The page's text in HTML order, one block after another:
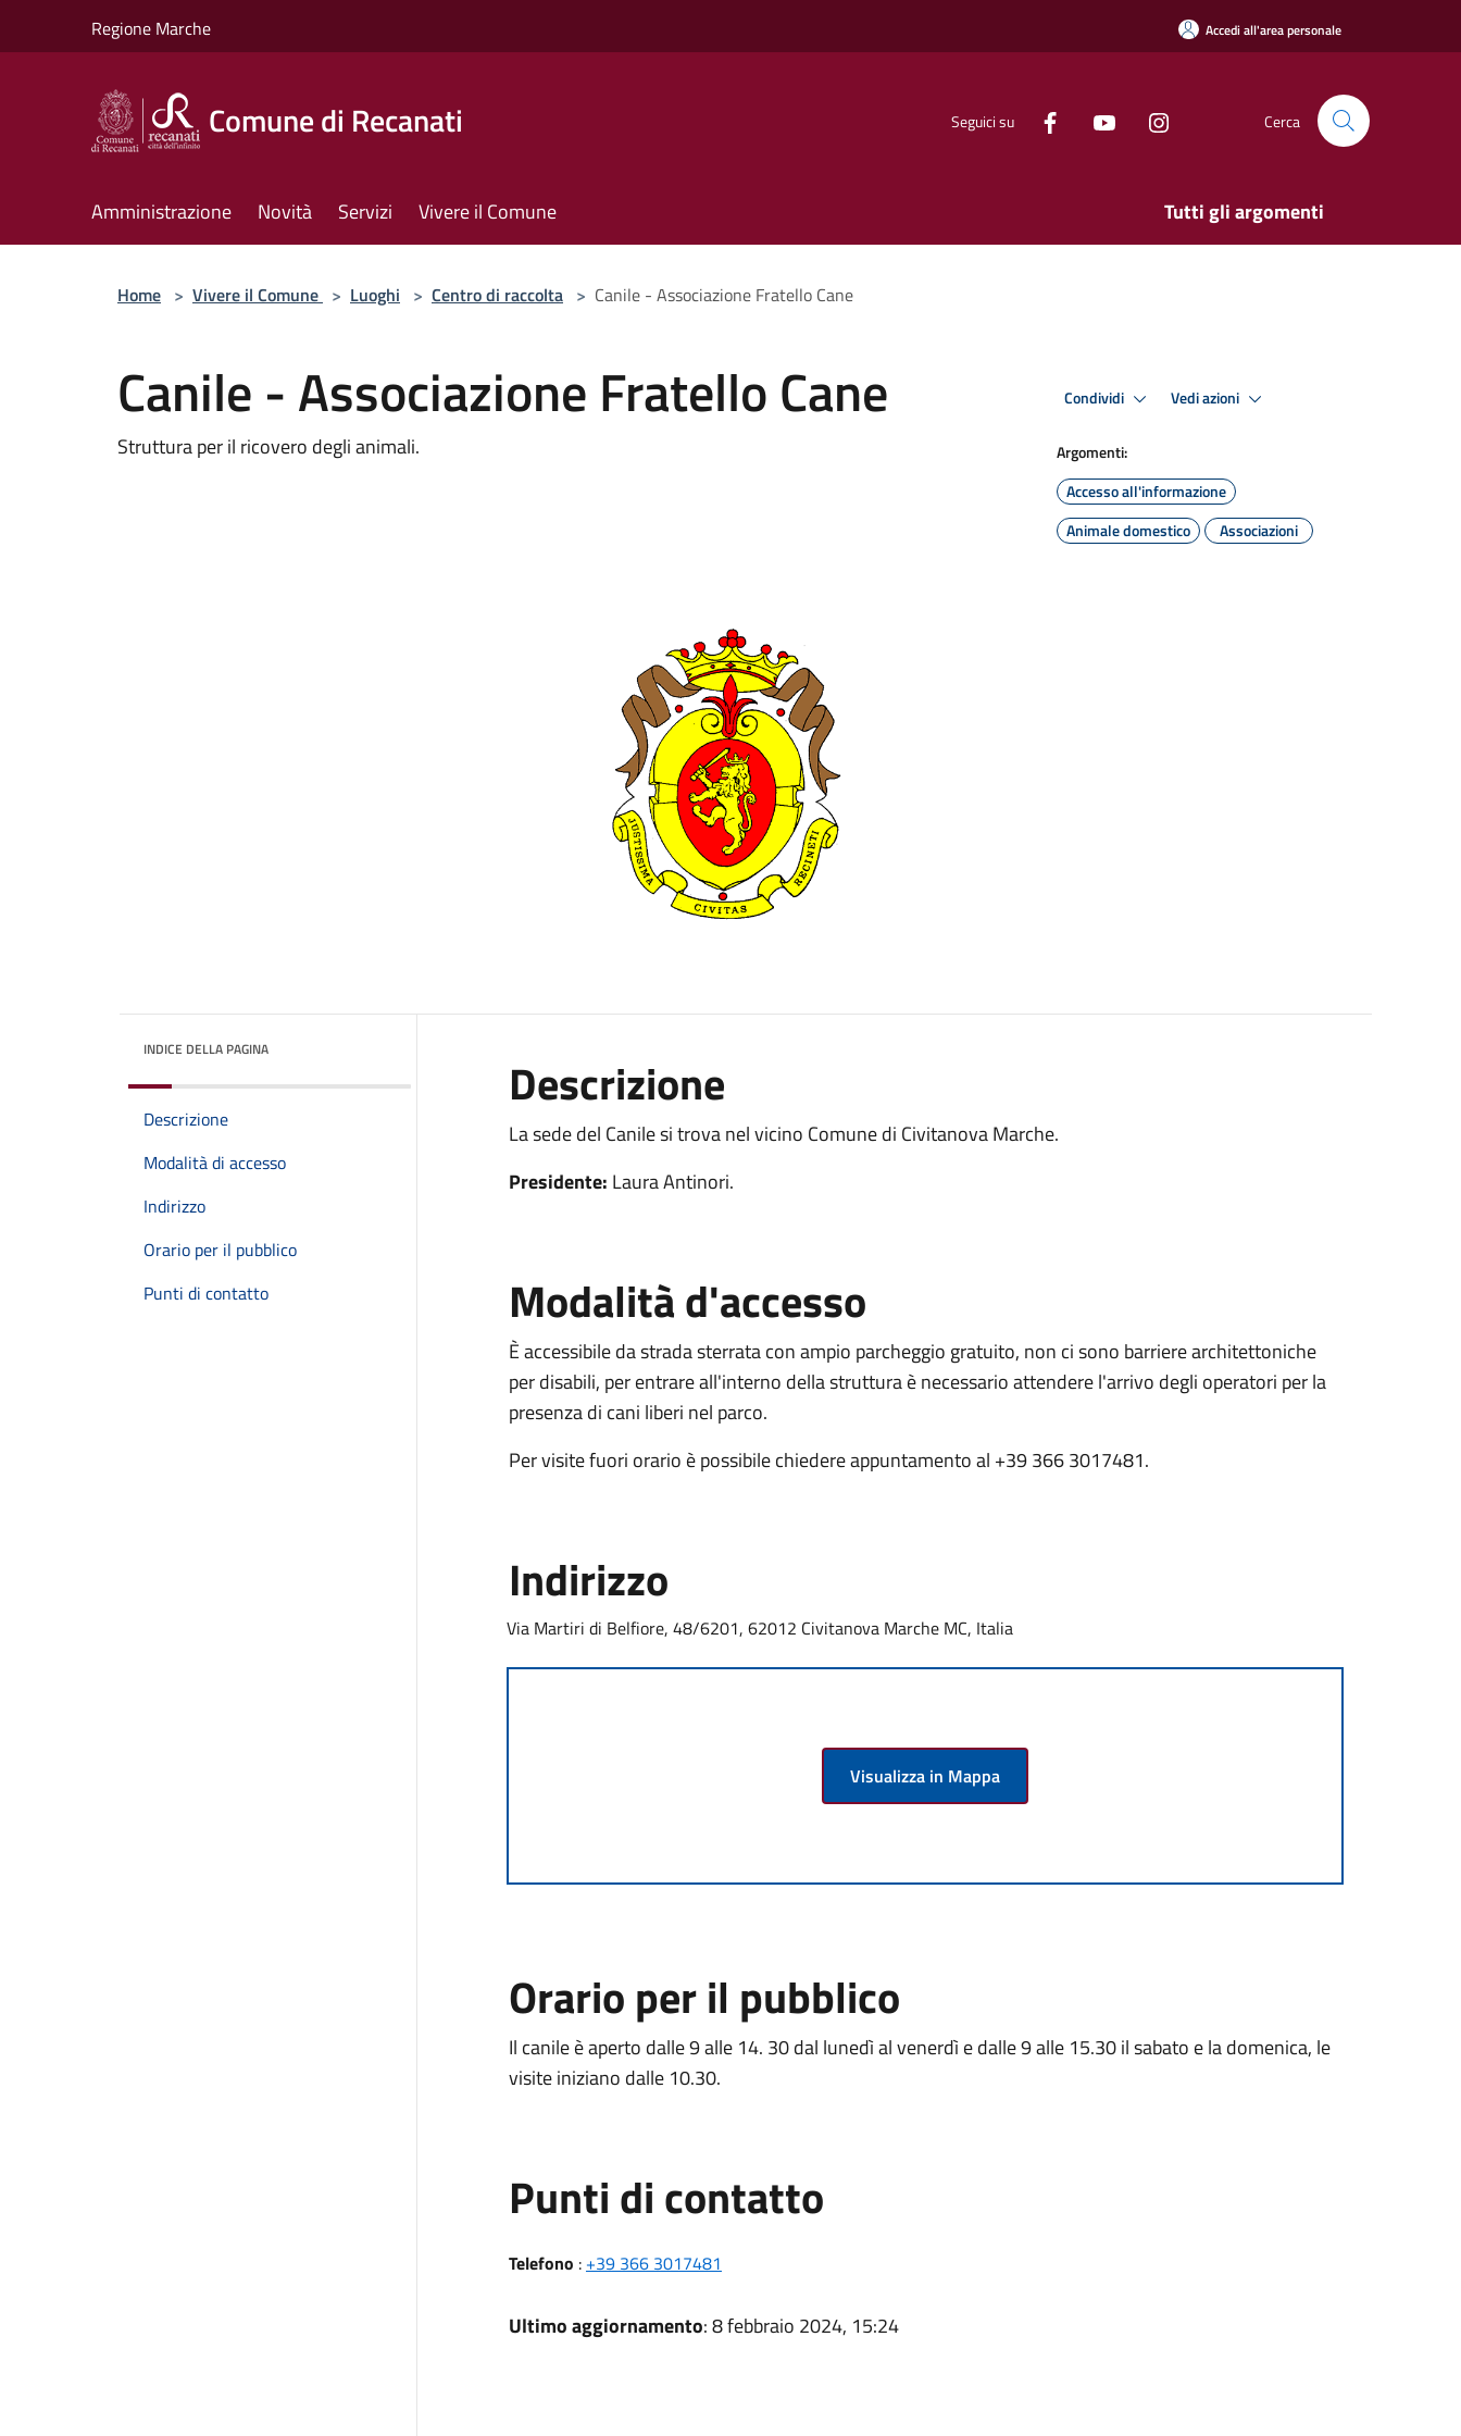
Regione Marche Accedi all'area personale
Comune di Recanati Seguici su Cerca
Amministrazione Novità Servizi Vivere il Comune Tutti gli argomenti
Home > Vivere il Comune > Luoghi > Centro di raccolta > Canile - Associazione Fratello Cane
Canile - Associazione Fratello Cane
Struttura per il ricovero degli animali.
Condividi Vedi azioni
Argomenti:
Accesso all'informazione
Animale domestico
Associazioni
INDICE DELLA PAGINA
Descrizione
Modalità di accesso
Indirizzo
Orario per il pubblico
Punti di contatto
Descrizione
La sede del Canile si trova nel vicino Comune di Civitanova Marche.
Presidente: Laura Antinori.
Modalità d'accesso
È accessibile da strada sterrata con ampio parcheggio gratuito, non ci sono barriere architettoniche
per disabili, per entrare all'interno della struttura è necessario attendere l'arrivo degli operatori per la
presenza di cani liberi nel parco.
Per visite fuori orario è possibile chiedere appuntamento al +39 366 3017481.
Indirizzo
Via Martiri di Belfiore, 48/6201, 62012 Civitanova Marche MC, Italia
Visualizza in Mappa
Orario per il pubblico
Il canile è aperto dalle 9 alle 14. 30 dal lunedì al venerdì e dalle 9 alle 15.30 il sabato e la domenica, le
visite iniziano dalle 10.30.
Punti di contatto
Telefono : +39 366 3017481
Ultimo aggiornamento: 8 febbraio 2024, 15:24